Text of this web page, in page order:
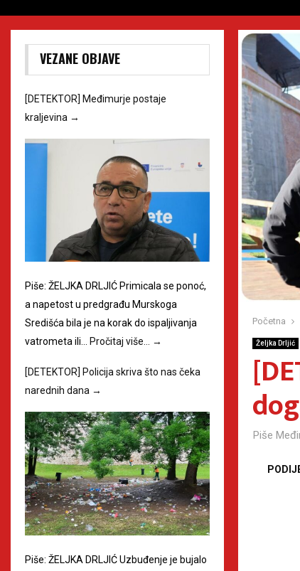
Početna
Željka Drljić
Piše
VEZANE OBJAVE
[DETEKTOR] Međimurje postaje
kraljevina →
Piše: ŽELJKA DRLJIĆ Primicala se ponoć,
a napetost u predgrađu Murskoga
Središća bila je na korak do ispaljivanja
vatrometa ili… Pročitaj više… →
[DETEKTOR] Policija skriva što nas čeka
narednih dana →
Piše: ŽELJKA DRLJIĆ Uzbuđenje je bujalo